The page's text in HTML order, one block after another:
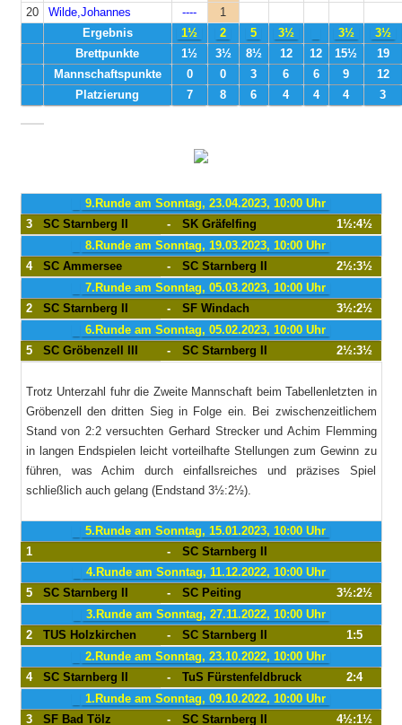
20
Wilde,Johannes ----
1
Ergebnis
1½ 2 5 3½ 3½
3½
Brettpunkte
1½ 3½ 8½ 12 12 15½
19
Mannschaftspunkte
0 0 3 6 6 9
12
Platzierung
7 8 6 4 4 4 3
9.Runde am Sonntag, 23.04.2023, 10:00 Uhr
3
SC Starnberg II - SK Gräfelfing
1½:4½
8.Runde am Sonntag, 19.03.2023, 10:00 Uhr
4
SC Ammersee - SC Starnberg II
2½:3½
7.Runde am Sonntag, 05.03.2023, 10:00 Uhr
2
SC Starnberg II - SF Windach
3½:2½
6.Runde am Sonntag, 05.02.2023, 10:00 Uhr
5
SC Gröbenzell III - SC Starnberg II 2½:3½
Trotz Unterzahl fuhr die Zweite Mannschaft beim Tabellenletzten in
Gröbenzell den dritten Sieg in Folge ein. Bei zwischenzeitlichem
Stand von 2:2 versuchten Gerhard Strecker und Achim Flemming
in langen Endspielen leicht vorteilhafte Stellungen zum Gewinn zu
führen, was Achim durch einfallsreiches und präzises Spiel
schließlich auch gelang (Endstand 3½:2½).
5.Runde am Sonntag, 15.01.2023, 10:00 Uhr
1
-
SC Starnberg II
4.Runde am Sonntag, 11.12.2022, 10:00 Uhr
5
SC Starnberg II - SC Peiting
3½:2½
3.Runde am Sonntag, 27.11.2022, 10:00 Uhr
2
TUS Holzkirchen - SC Starnberg II
1:5
2.Runde am Sonntag, 23.10.2022, 10:00 Uhr
4
SC Starnberg II - TuS Fürstenfeldbruck
2:4
1.Runde am Sonntag, 09.10.2022, 10:00 Uhr
3
SF Bad Tölz - SC Starnberg II 4½:1½